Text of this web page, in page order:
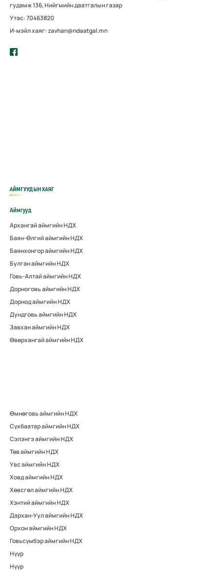
гудамж 136, Нийгмийн даатгалын газар
Утас: 70463820
И-мэйл хаяг: zavhan@ndaatgal.mn
АЙМГУУДЫН ХАЯГ
Аймгууд
Архангай аймгийн НДХ
Баян-Өлгий аймгийн НДХ
Баянхонгор аймгийн НДХ
Булган аймгийн НДХ
Говь-Алтай аймгийн НДХ
Дорноговь аймгийн НДХ
Дорнод аймгийн НДХ
Дундговь аймгийн НДХ
Завхан аймгийн НДХ
Өвөрхангай аймгийн НДХ
Өмнөговь аймгийн НДХ
Сүхбаатар аймгийн НДХ
Сэлэнгэ аймгийн НДХ
Төв аймгийн НДХ
Увс аймгийн НДХ
Ховд аймгийн НДХ
Хөвсгөл аймгийн НДХ
Хэнтий аймгийн НДХ
Дархан-Уул аймгийн НДХ
Орхон аймгийн НДХ
Говьсүмбэр аймгийн НДХ
Нүүр
Нүүр